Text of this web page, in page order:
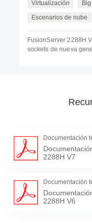
Virtualización
Escenarios de nube
FusionServer 2288H
sockets de nueva
Documentación
2288H V7
Documentación
2288H V6